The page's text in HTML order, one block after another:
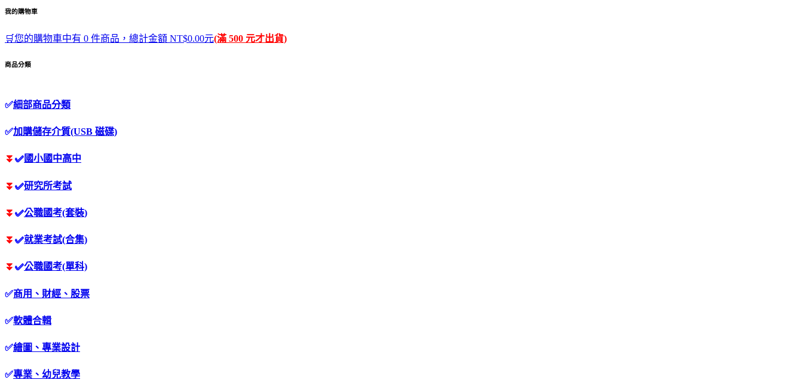
我的購物車
🛒您的購物車中有 0 件商品，總計金額 NT$0.00元(滿 500 元才出貨)
商品分類
✅細部商品分類
✅加購儲存介質(USB 磁碟)
⏬ ✅國小國中高中
⏬ ✅研究所考試
⏬ ✅公職國考(套裝)
⏬ ✅就業考試(合集)
⏬ ✅公職國考(單科)
✅商用、財經、股票
✅軟體合輯
✅繪圖、專業設計
✅專業、幼兒教學